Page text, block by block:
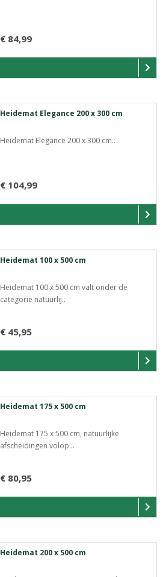
€ 84,99
Heidemat Elegance 200 x 300 cm
Heidemat Elegance 200 x 300 cm..
€ 104,99
Heidemat 100 x 500 cm
Heidemat 100 x 500 cm valt onder de
categorie natuurlij..
€ 45,95
Heidemat 175 x 500 cm
Heidemat 175 x 500 cm, natuurlijke
afscheidingen volop...
€ 80,95
Heidemat 200 x 500 cm